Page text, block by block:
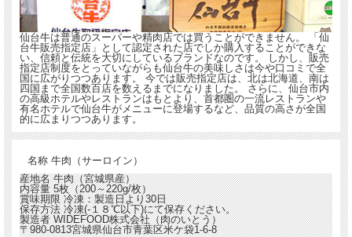
仙台牛は普通のスーパーや精肉店では買うことができません。 「仙
台牛販売指定店」として認定された店でしか購入することができな
い、信頼と伝統を大切にしているブランドなのです。 しかし、販売
指定店制度をとっていながらも仙台牛の美味しさは今や口コミで全
国に広がりつつあります。 今では販売指定店は、北は北海道、南は
四国まで全国数百店を数えるまでになりました。 さらに、仙台市内
の高級ホテルやレストランはもとより、首都圏の一流レストランや
有名ホテルで仙台牛がメニューに登場するなど、品質の高さが全国
的に広まりつつあります。
名称 牛肉（サーロイン）
産地名 牛肉（宮城県産）
内容量 5枚（200～220g/枚）
賞味期限 冷凍：製造日より30日
保存方法 冷凍(-１８℃以下)にて保存ください。
製造者 WIDEFOOD株式会社（肉のいとう）
〒980-0813宮城県仙台市青葉区米ケ袋1-6-8